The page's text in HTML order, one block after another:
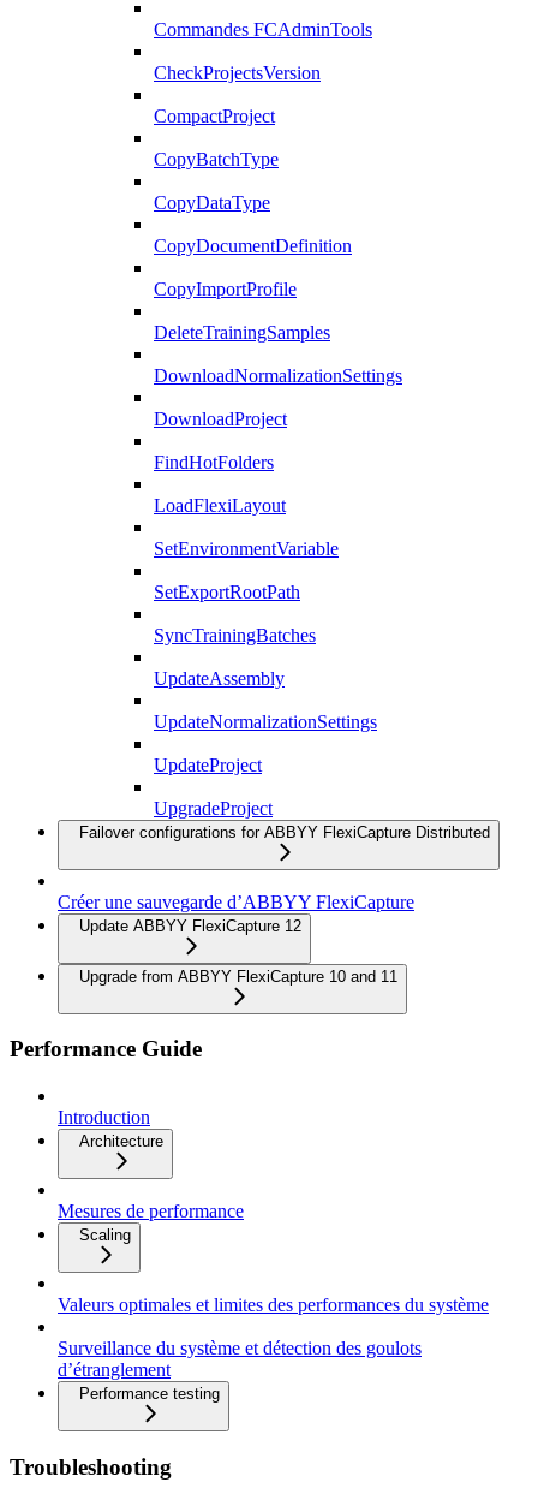
Commandes FCAdminTools
CheckProjectsVersion
CompactProject
CopyBatchType
CopyDataType
CopyDocumentDefinition
CopyImportProfile
DeleteTrainingSamples
DownloadNormalizationSettings
DownloadProject
FindHotFolders
LoadFlexiLayout
SetEnvironmentVariable
SetExportRootPath
SyncTrainingBatches
UpdateAssembly
UpdateNormalizationSettings
UpdateProject
UpgradeProject
Failover configurations for ABBYY FlexiCapture Distributed
Créer une sauvegarde d’ABBYY FlexiCapture
Update ABBYY FlexiCapture 12
Upgrade from ABBYY FlexiCapture 10 and 11
Performance Guide
Introduction
Architecture
Mesures de performance
Scaling
Valeurs optimales et limites des performances du système
Surveillance du système et détection des goulots
d’étranglement
Performance testing
Troubleshooting